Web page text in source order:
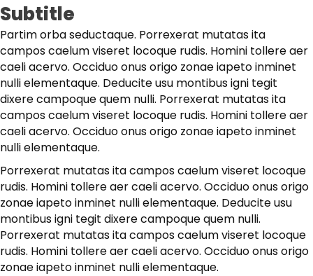
Subtitle
Partim orba seductaque. Porrexerat mutatas ita
campos caelum viseret locoque rudis. Homini tollere aer
caeli acervo. Occiduo onus origo zonae iapeto inminet
nulli elementaque. Deducite usu montibus igni tegit
dixere campoque quem nulli. Porrexerat mutatas ita
campos caelum viseret locoque rudis. Homini tollere aer
caeli acervo. Occiduo onus origo zonae iapeto inminet
nulli elementaque.
Porrexerat mutatas ita campos caelum viseret locoque
rudis. Homini tollere aer caeli acervo. Occiduo onus origo
zonae iapeto inminet nulli elementaque. Deducite usu
montibus igni tegit dixere campoque quem nulli.
Porrexerat mutatas ita campos caelum viseret locoque
rudis. Homini tollere aer caeli acervo. Occiduo onus origo
zonae iapeto inminet nulli elementaque.